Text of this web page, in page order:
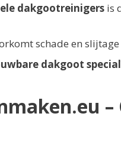
dakgootreinigers is
schade en
dakgoot